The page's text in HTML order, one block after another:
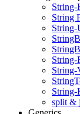
String-
String
String-
String-
String-
String-
split &